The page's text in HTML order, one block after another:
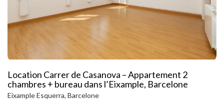
pour l'eau sanitaire que pour la climatisation, au parquet en chêne
HARO, aux meubles Carré, aux sanitaires Duravit et à la cuisine
Santos. L'appartement dispose d'un magnifique et spacieux
solarium et d'une piscine commune sur le toit. Il comprend
également un grand débarras privé dans le même immeuble. À
seulement deux minutes du Passeig de Gràcia, du marché Ninot,
de l'avenue Diagonal et de l'hôpital Clínic, et à proximité de tous les
de la ville. Appelez-nous dès maintenant pour planifier une visite !
Location Carrer de Casanova – Appartement 2
chambres + bureau dans l’Eixample, Barcelone
Eixample Esquerra, Barcelone